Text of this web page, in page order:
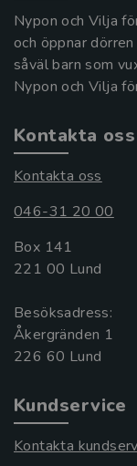
Nypon och Vilja
och öppnar
såväl barn som
Nypon och Vilja
Kontakta oss
Kontakta oss
046-31 20 00
Box 141
221 00 Lund
Besöksadress:
Åkergränden 1
Kundservice
Kontakta